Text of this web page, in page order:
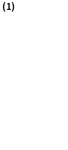
(1)